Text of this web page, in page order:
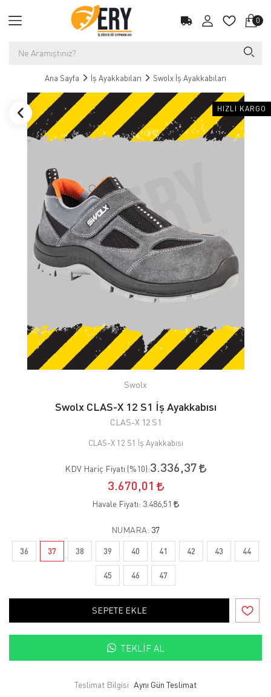
0
Ana Sayfa İş Ayakkabıları Swolx İş Ayakkabıları
HIZLI KARGO
Swolx
Swolx CLAS-X 12 S1 İş Ayakkabısı
CLAS-X 12 S1
CLAS-X 12 S1 İş Ayakkabısı
KDV Hariç Fiyatı (%10):3.336,37
3.670,01
Havale Fiyatı: 3.486,51
NUMARA: 37
36 37 38 39 40 41 42 43 44
45 46 47
SEPETE EKLE
TEKLIF AL
Teslimat Bilgisi Aynı Gün Teslimat